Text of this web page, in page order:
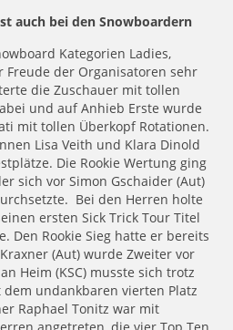
auch bei den Snowboardern
Kategorien Ladies,
Freude der Organisatoren sehr
die Zuschauer mit tollen
und auf Anhieb Erste wurde
mit tollen Überkopf Rotationen.
Lisa Veith und Klara Dinold
Die Rookie Wertung ging
sich vor Simon Gschaider (Aut)
Bei den Herren holte
ersten Sick Trick Tour Titel
Den Rookie Sieg hatte er bereits
(Aut) wurde Zweiter vor
Heim (KSC) musste sich trotz
undankbaren vierten Platz
Raphael Tonitz war mit